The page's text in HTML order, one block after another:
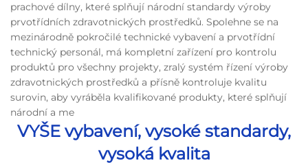
prachové dílny, které splňují národní standardy výroby
prvotřídních zdravotnických prostředků. Spolehne se na
mezinárodně pokročilé technické vybavení a prvotřídní
technický personál, má kompletní zařízení pro kontrolu
produktů pro všechny projekty, zralý systém řízení výroby
zdravotnických prostředků a přísně kontroluje kvalitu
surovin, aby vyráběla kvalifikované produkty, které splňují
národní a me
VYŠE vybavení, vysoké standardy,
vysoká kvalita